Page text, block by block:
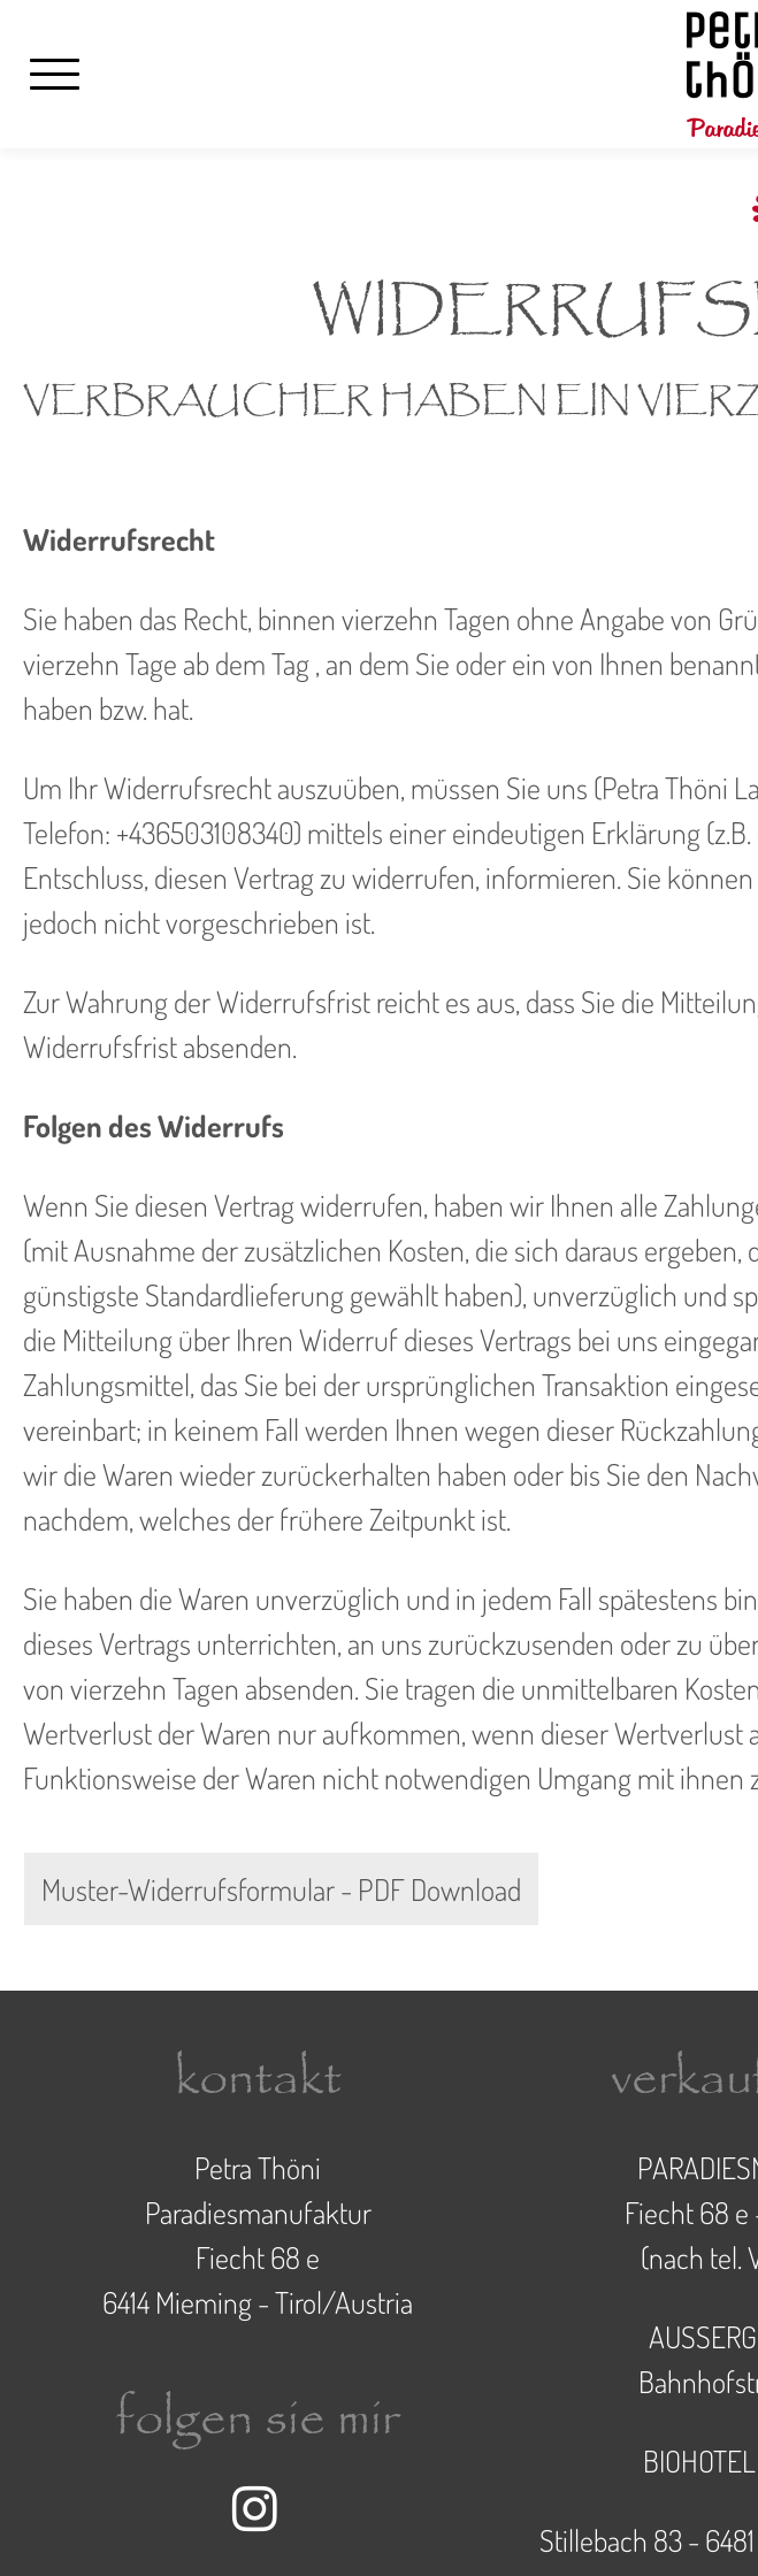
VERBRAUCHER HABEN EIN
Widerrufsrecht
Sie haben das Recht, binnen vierzehn Tagen ohne Angabe von
vierzehn Tage ab dem Tag , an dem Sie oder ein von Ihnen
haben bzw. hat.
Um Ihr Widerrufsrecht auszuüben, müssen Sie uns (Petra Thöni
Telefon: +436503108340) mittels einer eindeutigen Erklärung
Entschluss, diesen Vertrag zu widerrufen, informieren. Sie
jedoch nicht vorgeschrieben ist.
Zur Wahrung der Widerrufsfrist reicht es aus, dass Sie die
Widerrufsfrist absenden.
Folgen des Widerrufs
Wenn Sie diesen Vertrag widerrufen, haben wir Ihnen alle
(mit Ausnahme der zusätzlichen Kosten, die sich daraus
günstigste Standardlieferung gewählt haben), unverzüglich und
die Mitteilung über Ihren Widerruf dieses Vertrags bei uns
Zahlungsmittel, das Sie bei der ursprünglichen Transaktion
vereinbart; in keinem Fall werden Ihnen wegen dieser
wir die Waren wieder zurückerhalten haben oder bis Sie den
nachdem, welches der frühere Zeitpunkt ist.
Sie haben die Waren unverzüglich und in jedem Fall spätestens
dieses Vertrags unterrichten, an uns zurückzusenden oder zu
von vierzehn Tagen absenden. Sie tragen die unmittelbaren
Wertverlust der Waren nur aufkommen, wenn dieser
Funktionsweise der Waren nicht notwendigen Umgang mit ihnen
Muster-Widerrufsformular - PDF Download
kontakt
Petra Thöni
Paradiesmanufaktur
Fiecht 68 e
6414 Mieming - Tirol/Austria
folgen sie mir
Fiecht 68 e
(nach tel.
Stillebach 83 -